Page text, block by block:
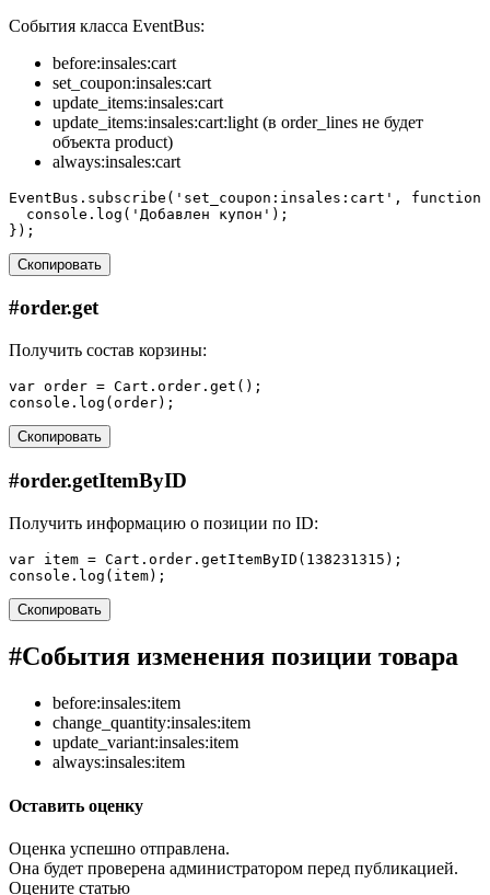
События класса EventBus:
before:insales:cart
set_coupon:insales:cart
update_items:insales:cart
update_items:insales:cart:light (в order_lines не будет
объекта product)
always:insales:cart
EventBus . subscribe ( 'set_coupon:insales:cart' ,
function
console . log ( 'Добавлен купон' );
});
Скопировать
#order.get
Получить состав корзины:
var order = Cart . order . get ();
console . log ( order);
Скопировать
#order.getItemByID
Получить информацию о позиции по ID:
var item = Cart . order . getItemByID ( 138231315 );
console . log ( item);
Скопировать
#События изменения позиции товара
before:insales:item
change_quantity:insales:item
update_variant:insales:item
always:insales:item
Оставить оценку
Оценка успешно отправлена.
Она будет проверена администратором перед публикацией.
Оцените статью